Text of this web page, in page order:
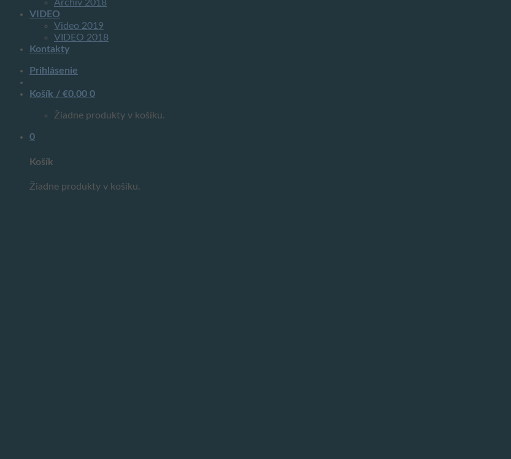
Archív 2018
VIDEO
Video 2019
VIDEO 2018
Kontakty
Prihlásenie
Košík / €0.00 0
Žiadne produkty v košíku.
0
Košík
Žiadne produkty v košíku.